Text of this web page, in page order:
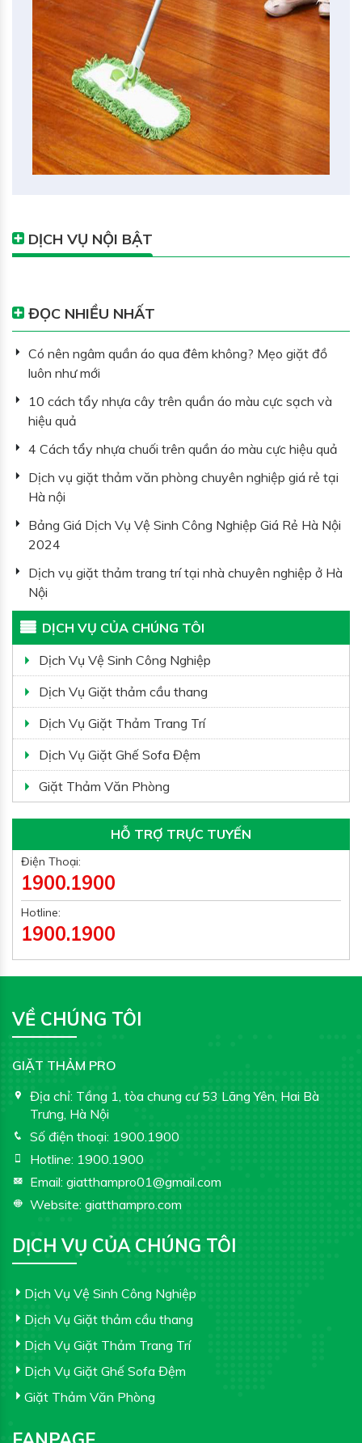
DỊCH VỤ NỘI BẬT
ĐỌC NHIỀU NHẤT
Có nên ngâm quần áo qua đêm không? Mẹo giặt đồ
luôn như mới
10 cách tẩy nhựa cây trên quần áo màu cực sạch và
hiệu quả
4 Cách tẩy nhựa chuối trên quần áo màu cực hiệu quả
Dịch vụ giặt thảm văn phòng chuyên nghiệp giá rẻ tại
Hà nội
Bảng Giá Dịch Vụ Vệ Sinh Công Nghiệp Giá Rẻ Hà Nội
2024
Dịch vụ giặt thảm trang trí tại nhà chuyên nghiệp ở Hà
Nội
DỊCH VỤ CỦA CHÚNG TÔI
Dịch Vụ Vệ Sinh Công Nghiệp
Dịch Vụ Giặt thảm cầu thang
Dịch Vụ Giặt Thảm Trang Trí
Dịch Vụ Giặt Ghế Sofa Đệm
Giặt Thảm Văn Phòng
HỖ TRỢ TRỰC TUYẾN
Điện Thoại:
1900.1900
Hotline:
1900.1900
VỀ CHÚNG TÔI
GIẶT THẢM PRO
Địa chỉ: Tầng 1, tòa chung cư 53 Lãng Yên, Hai Bà
Trưng, Hà Nội
Số điện thoại: 1900.1900
Hotline: 1900.1900
Email: giatthampro01@gmail.com
Website: giatthampro.com
DỊCH VỤ CỦA CHÚNG TÔI
Dịch Vụ Vệ Sinh Công Nghiệp
Dịch Vụ Giặt thảm cầu thang
Dịch Vụ Giặt Thảm Trang Trí
Dịch Vụ Giặt Ghế Sofa Đệm
Giặt Thảm Văn Phòng